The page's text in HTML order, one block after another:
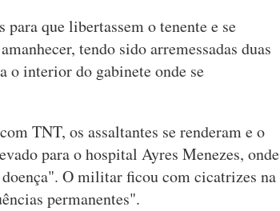
para que libertassem o tenente e se
tendo sido arremessadas duas
o interior do gabinete onde se
TNT, os assaltantes se renderam e o
para o hospital Ayres Menezes, onde
O militar ficou com cicatrizes na
permanentes".